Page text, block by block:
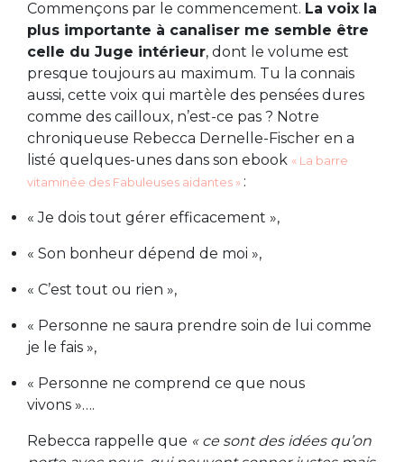
Commençons par le commencement. La voix la
plus importante à canaliser me semble être
celle du Juge intérieur, dont le volume est
presque toujours au maximum. Tu la connais
aussi, cette voix qui martèle des pensées dures
comme des cailloux, n’est-ce pas ? Notre
chroniqueuse Rebecca Dernelle-Fischer en a
listé quelques-unes dans son ebook « La barre
vitaminée des Fabuleuses aidantes » :
« Je dois tout gérer efficacement »,
« Son bonheur dépend de moi »,
« C’est tout ou rien »,
« Personne ne saura prendre soin de lui comme
je le fais »,
« Personne ne comprend ce que nous
vivons »….
Rebecca rappelle que « ce sont des idées qu’on